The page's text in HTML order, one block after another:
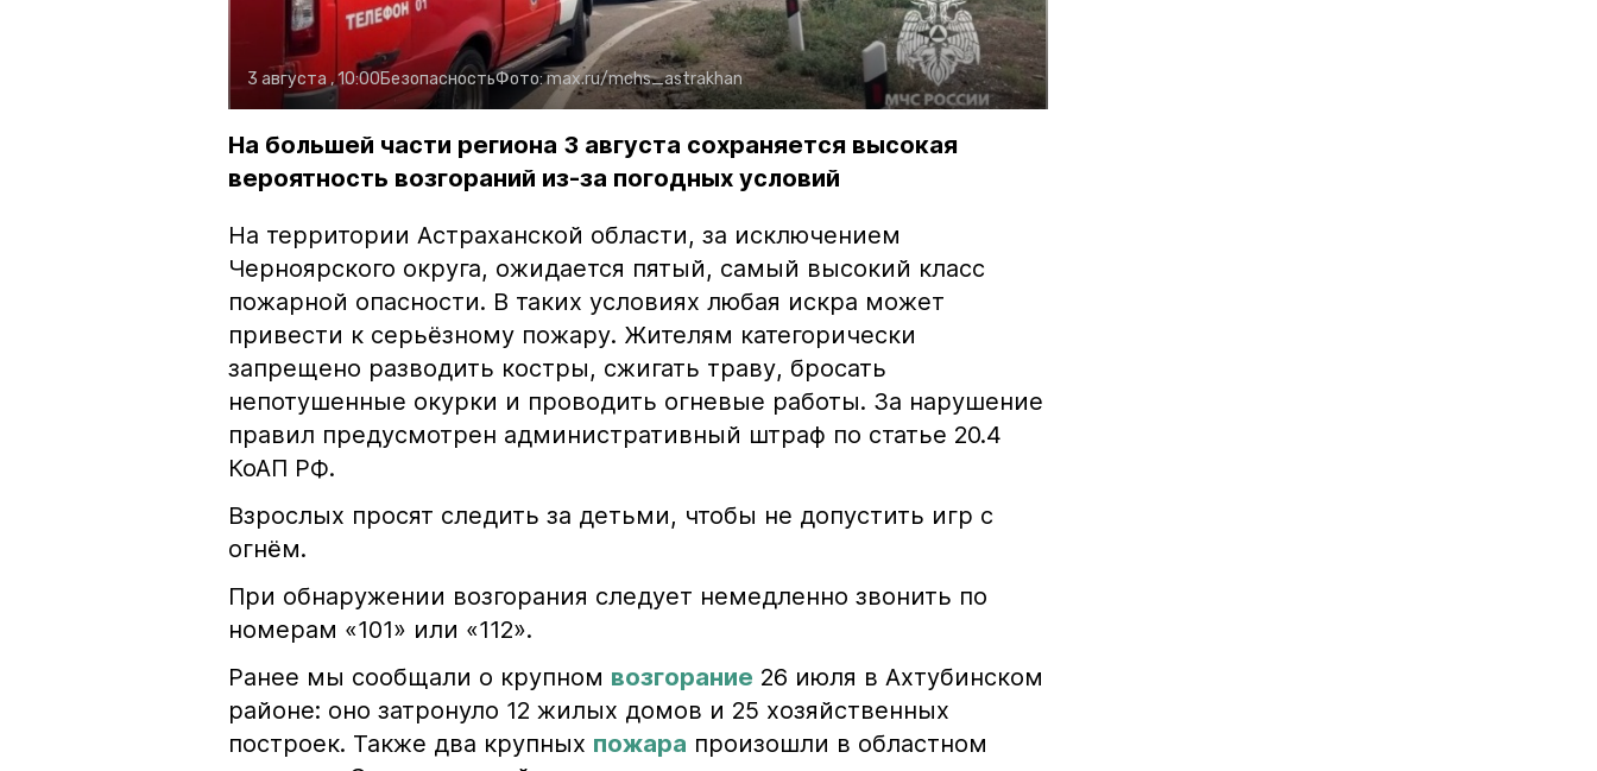
3 августа , 10:00БезопасностьФото:max.ru/mchs_astrakhan
На большей части региона 3 августа сохраняется высокая
вероятность возгораний из-за погодных условий
На территории Астраханской области, за исключением
Черноярского округа, ожидается пятый, самый высокий класс
пожарной опасности. В таких условиях любая искра может
привести к серьёзному пожару. Жителям категорически
запрещено разводить костры, сжигать траву, бросать
непотушенные окурки и проводить огневые работы. За нарушение
правил предусмотрен административный штраф по статье 20.4
КоАП РФ.
Взрослых просят следить за детьми, чтобы не допустить игр с
огнём.
При обнаружении возгорания следует немедленно звонить по
номерам «101» или «112».
Ранее мы сообщали о крупном возгорание 26 июля в Ахтубинском
районе: оно затронуло 12 жилых домов и 25 хозяйственных
построек. Также два крупных пожара произошли в областном